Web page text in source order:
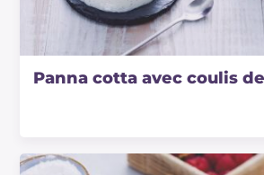
Panna cotta avec coulis